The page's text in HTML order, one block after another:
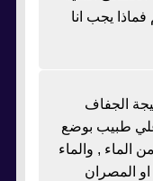
فماذا يجب انا
الجفاف
علي طبيب بوضع
, والماء
المصران